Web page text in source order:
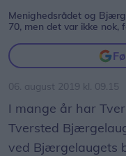
Menighedsrådet og
70, men det var ikke nok,
06. august 2019 kl. 09.15
I mange år har
Tversted
ved Bjærgelaugets